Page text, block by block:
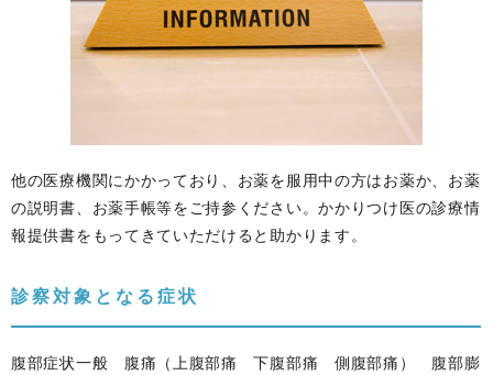
他の医療機関にかかっており、お薬を服用中の方はお薬か、お薬
の説明書、お薬手帳等をご持参ください。かかりつけ医の診療情
報提供書をもってきていただけると助かります。
診察対象となる症状
腹部症状一般 腹痛（上腹部痛 下腹部痛 側腹部痛） 腹部膨